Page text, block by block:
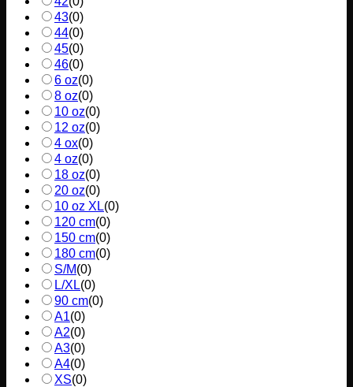
43(0)
44(0)
45(0)
46(0)
6 oz(0)
8 oz(0)
10 oz(0)
12 oz(0)
4 ox(0)
4 oz(0)
18 oz(0)
20 oz(0)
10 oz XL(0)
120 cm(0)
150 cm(0)
180 cm(0)
S/M(0)
L/XL(0)
90 cm(0)
A1(0)
A2(0)
A3(0)
A4(0)
XS(0)